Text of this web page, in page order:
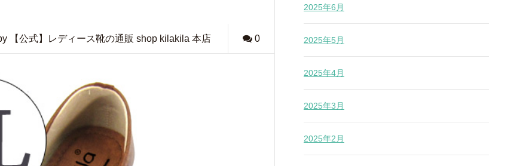
【公式】レディース靴の通販 shop kilakila 本店 0
2025年6月
2025年5月
2025年4月
2025年3月
2025年2月